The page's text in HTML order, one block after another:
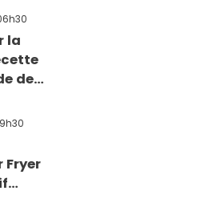
la
de
Fryer